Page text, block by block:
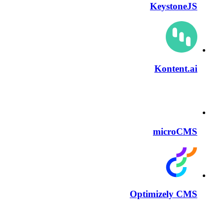
KeystoneJS
Kontent.ai
microCMS
Optimizely CMS